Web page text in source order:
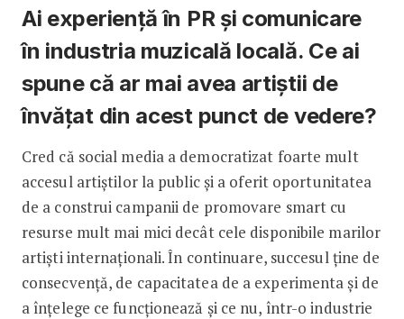
Ai experiență în PR și comunicare
în industria muzicală locală. Ce ai
spune că ar mai avea artiștii de
învățat din acest punct de vedere?
Cred că social media a democratizat foarte mult
accesul artiștilor la public și a oferit oportunitatea
de a construi campanii de promovare smart cu
resurse mult mai mici decât cele disponibile marilor
artiști internaționali. În continuare, succesul ține de
consecvență, de capacitatea de a experimenta și de
a înțelege ce funcționează și ce nu, într-o industrie